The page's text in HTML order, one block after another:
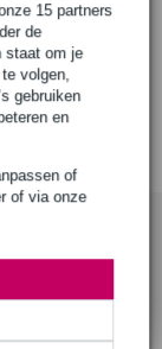
15 partners
de
staat om je
volgen,
gebruiken
en
of
of via onze